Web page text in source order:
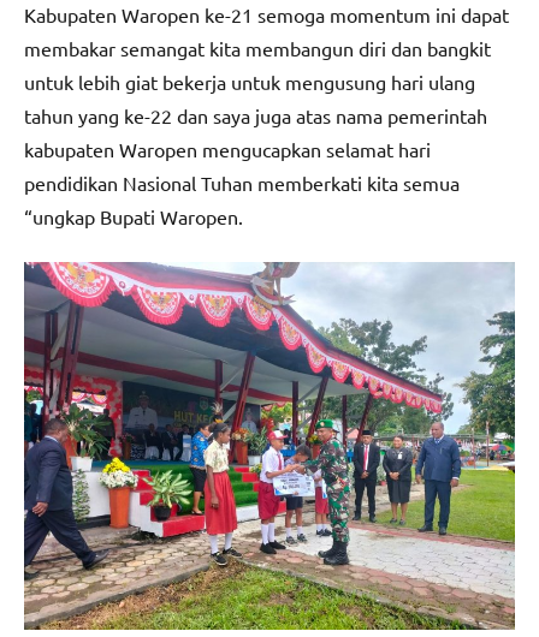
Kabupaten Waropen ke-21 semoga momentum ini dapat
membakar semangat kita membangun diri dan bangkit
untuk lebih giat bekerja untuk mengusung hari ulang
tahun yang ke-22 dan saya juga atas nama pemerintah
kabupaten Waropen mengucapkan selamat hari
pendidikan Nasional Tuhan memberkati kita semua
“ungkap Bupati Waropen.